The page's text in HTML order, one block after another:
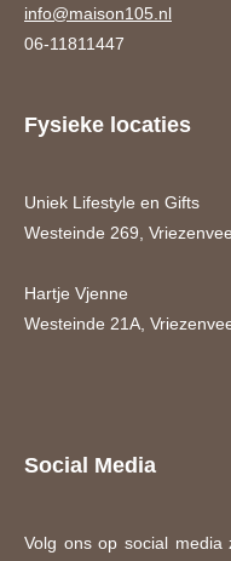
info@maison105.nl
06-11811447
Fysieke locaties
Uniek Lifestyle en Gifts
Westeinde 269,
Hartje Vjenne
Westeinde 21A,
Social Media
Volg ons op social